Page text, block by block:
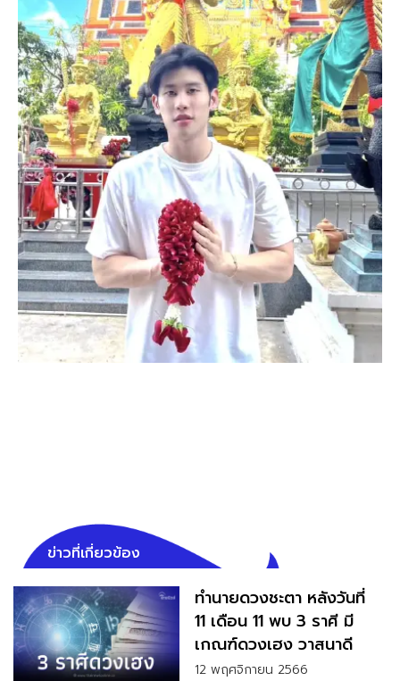
ข่าวที่เกี่ยวข้อง
ทำนายดวงชะตา หลังวันที่
11 เดือน 11 พบ 3 ราศี มี
เกณฑ์ดวงเฮง วาสนาดี
ผู้ใหญ่เมตตา
12 พฤศจิกายน 2566